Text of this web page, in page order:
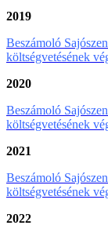
2019
Beszámoló
költségvetésének
2020
Beszámoló
költségvetésének
2021
Beszámoló
költségvetésének
2022